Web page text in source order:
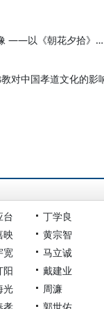
江力：试论鲁迅散文“父亲”、“母亲”的文化想像 ——以《朝花夕拾》为中心（最新修订版）
对中国孝道文化的影
台
丁学良
映
黄宗智
宽
马立诚
阳
戴建业
光
周濂